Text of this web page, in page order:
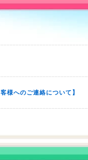
様へのご連絡について】
せ（合志店・光の森店・